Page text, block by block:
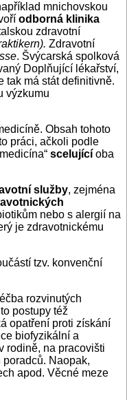
mnichovskou
odborná klinika
zdravotní
Zdravotní
. Švýcarská spolková
Doplňující lékařství,
tak má stát definitivně.
výzkumu
Obsah tohoto
práci, ačkoli podle
scelující oba
služby, zejména
nebo s alergií na
je zdravotnickému
tzv. konvenční
rozvinutých
postupy též
opatření proti získání
biofyzikální a
rodině, na pracovišti
Naopak,
apod. Věcné meze